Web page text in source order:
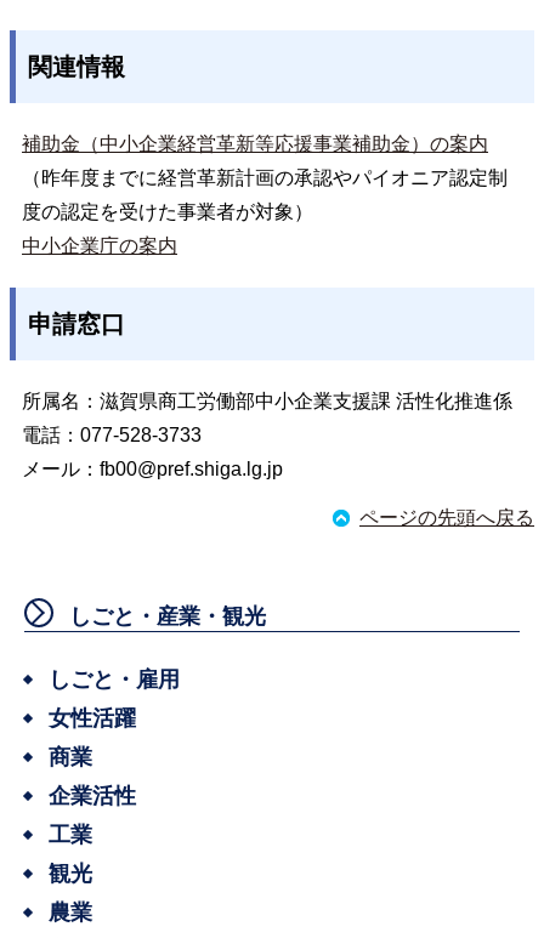
関連情報
補助金（中小企業経営革新等応援事業補助金）の案内
（昨年度までに経営革新計画の承認やパイオニア認定制
度の認定を受けた事業者が対象）
中小企業庁の案内
申請窓口
所属名：滋賀県商工労働部中小企業支援課 活性化推進係
電話：077-528-3733
メール： fb00@pref.shiga.lg.jp
ページの先頭へ戻る
しごと・産業・観光
しごと・雇用
女性活躍
商業
企業活性
工業
観光
農業